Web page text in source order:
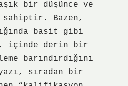
bir düşünce ve
sahiptir. Bazen,
basit gibi
içinde derin bir
barındırdığını
sıradan bir